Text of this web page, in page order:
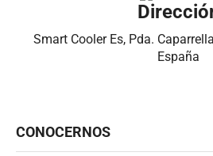
Smart Cooler Es, Pda.
España
CONOCERNOS